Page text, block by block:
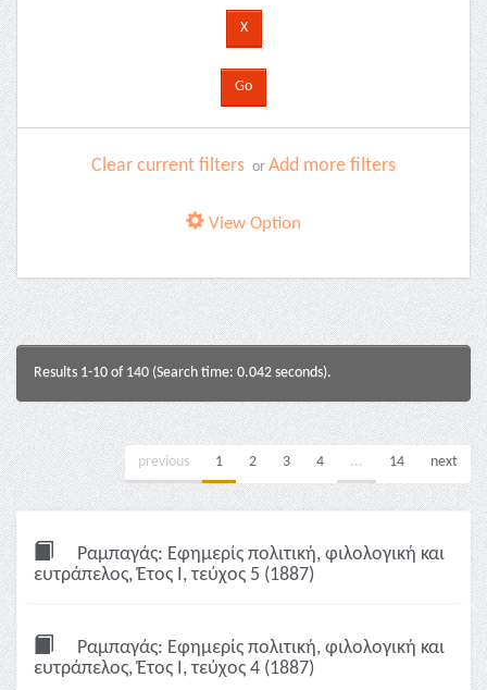
Clear current filters or Add more filters
View Option
Results 1-10 of 140 (Search time: 0.042 seconds).
previous 1 2 3 4 ... 14 next
Ραμπαγάς: Εφημερίς πολιτική, φιλολογική και
ευτράπελος, Έτος Ι, τεύχος 5 (1887)
Ραμπαγάς: Εφημερίς πολιτική, φιλολογική και
ευτράπελος, Έτος Ι, τεύχος 4 (1887)